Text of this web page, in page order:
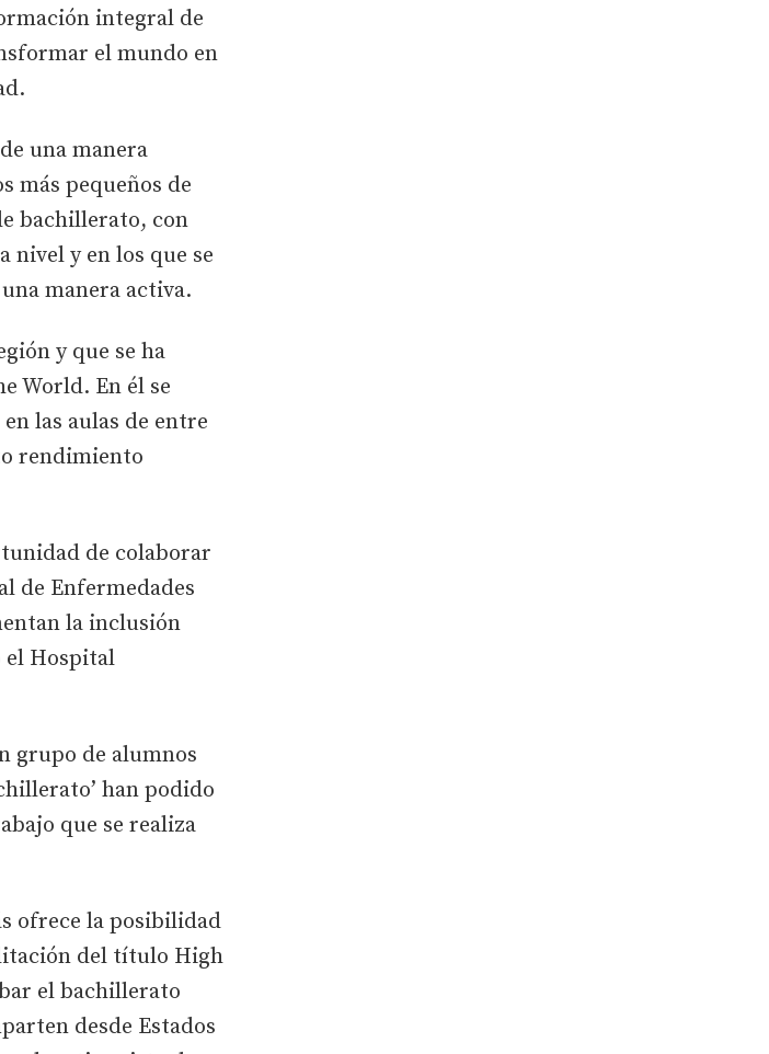
integral de
el mundo en
una manera
más pequeños de
bachillerato, con
nivel y en los que se
manera activa.
y que se ha
World. En él se
las aulas de entre
rendimiento
de colaborar
de Enfermedades
la inclusión
el Hospital
grupo de alumnos
han podido
que se realiza
ofrece la posibilidad
del título High
el bachillerato
desde Estados